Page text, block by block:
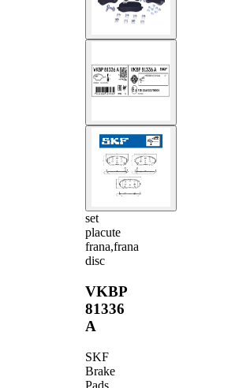
set
placute
frana,frana
disc
VKBP
81336
A
SKF
Brake
Pads